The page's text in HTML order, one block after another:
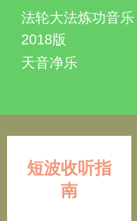
法轮大法炼功音乐
2018版
天音净乐
短波收听指
南